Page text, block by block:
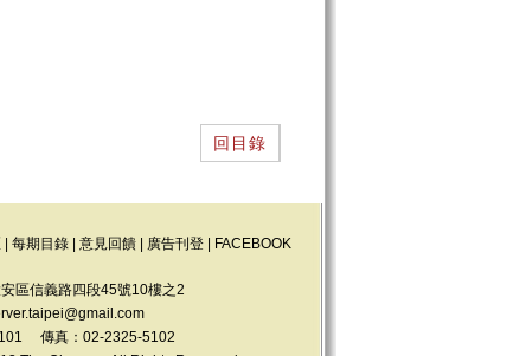
回目錄
每期目錄 意見回饋 廣告刊登 FACEBOOK
區信義路四段45號10樓之2
傳真：02-2325-5102